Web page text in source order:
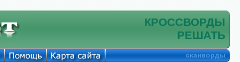
КРОССВОРДЫ
РЕШАТЬ
сканворды